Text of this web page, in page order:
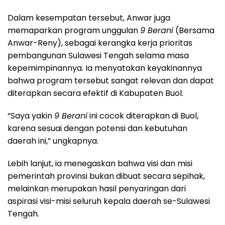
Dalam kesempatan tersebut, Anwar juga
memaparkan program unggulan 9 Berani (Bersama
Anwar-Reny), sebagai kerangka kerja prioritas
pembangunan Sulawesi Tengah selama masa
kepemimpinannya. Ia menyatakan keyakinannya
bahwa program tersebut sangat relevan dan dapat
diterapkan secara efektif di Kabupaten Buol.
“Saya yakin 9 Beraniini cocok diterapkan di Buol,
karena sesuai dengan potensi dan kebutuhan
daerah ini,” ungkapnya.
Lebih lanjut, ia menegaskan bahwa visi dan misi
pemerintah provinsi bukan dibuat secara sepihak,
melainkan merupakan hasil penyaringan dari
aspirasi visi-misi seluruh kepala daerah se-Sulawesi
Tengah.